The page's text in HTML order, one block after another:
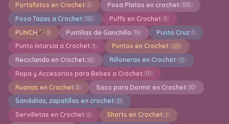
Portafotos en Crochet 2 Posa Platos en crochet 105
Posa Tazas a Crochet 132 Puffs en Crochet 5
PUNCH 1 Puntillas de Ganchillo 16 Punto Cruz 1
Punto Intarsia a Crochet 3 Puntos en Crochet 125
Reciclando en Crochet 16 Riñoneras en Crochet 12
Ropa y Accesorios para Bebes a Crochet 111
Ruanas en Crochet 2 Saco para Dormir en Crochet 10
Sandalias, zapatillas en crochet 31
Servilletas en Crochet 6 Shorts en Crochet 1